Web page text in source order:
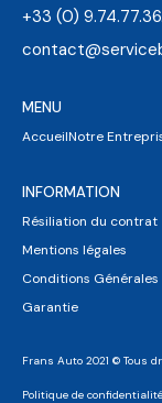
+33 (0)
MENU
AccueilNotre
INFORMATION
Résiliation du contrat
Mentions légales
Conditions Générales
Garantie
Frans Auto 2021 © Tous
Politique de confidentialité